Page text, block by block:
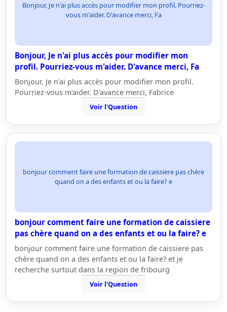
Bonjour, Je n'ai plus accès pour modifier mon profil. Pourriez-
vous m'aider. D'avance merci, Fa
Bonjour, Je n'ai plus accès pour modifier mon
profil. Pourriez-vous m'aider. D'avance merci, Fa
Bonjour, Je n'ai plus accès pour modifier mon profil.
Pourriez-vous m'aider. D'avance merci, Fabrice
Voir l'Question
bonjour comment faire une formation de caissiere pas chère
quand on a des enfants et ou la faire? e
bonjour comment faire une formation de caissiere
pas chère quand on a des enfants et ou la faire? e
bonjour comment faire une formation de caissiere pas
chère quand on a des enfants et ou la faire? et je
recherche surtout dans la region de fribourg
Voir l'Question